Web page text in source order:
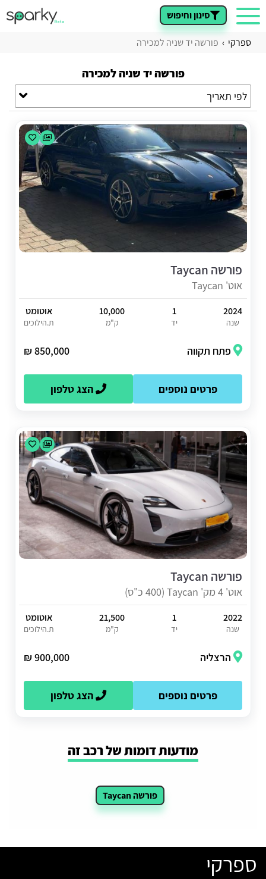
ספרקי פורשה יד שניה למכירה
סינון וחיפוש
פורשה יד שניה למכירה
לפי תאריך
פורשה Taycan
אוט' Taycan
2024
שנה
1
יד
10,000
ק"מ
אוטומט
ת.הילוכים
פתח תקווה 850,000 ₪
פרטים נוספים הצג טלפון
פורשה Taycan
אוט' 4 מק' Taycan (400 כ"ס)
2022
שנה
1
יד
21,500
ק"מ
אוטומט
ת.הילוכים
הרצליה 900,000 ₪
פרטים נוספים הצג טלפון
מודעות דומות של רכב זה
פורשה Taycan
ספרקי